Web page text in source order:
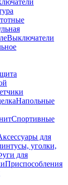
Выключатели
Напольные
Спортивные
для
уголки,
для
Приспособления